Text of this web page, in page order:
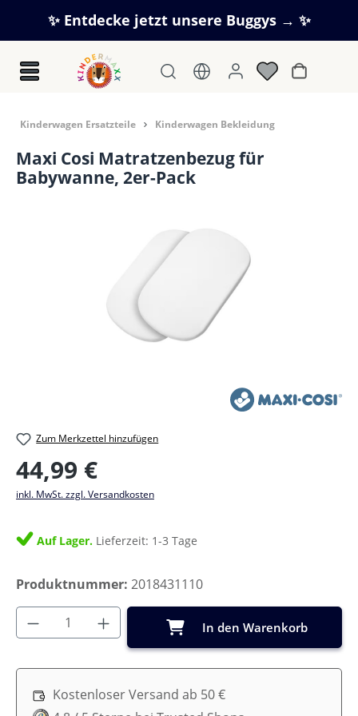
Zum Hauptinhalt springen
✨ Entdecke jetzt unsere Buggys → ✨
Kinderwagen Ersatzteile Kinderwagen Bekleidung
Maxi Cosi Matratzenbezug für
Babywanne, 2er-Pack
Zum Merkzettel hinzufügen
Regulärer Preis:
44,99 €
inkl. MwSt. zzgl. Versandkosten
Auf Lager. Lieferzeit: 1-3 Tage
Produktnummer: 2018431110
Produkt Anzahl: Gib den gewünschten
In den Warenkorb
Kostenloser Versand ab 50 €